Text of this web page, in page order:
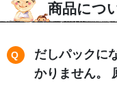
商品につ
だしパックに
かりません。